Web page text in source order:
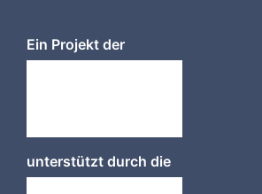
Ein Projekt der
unterstützt durch die